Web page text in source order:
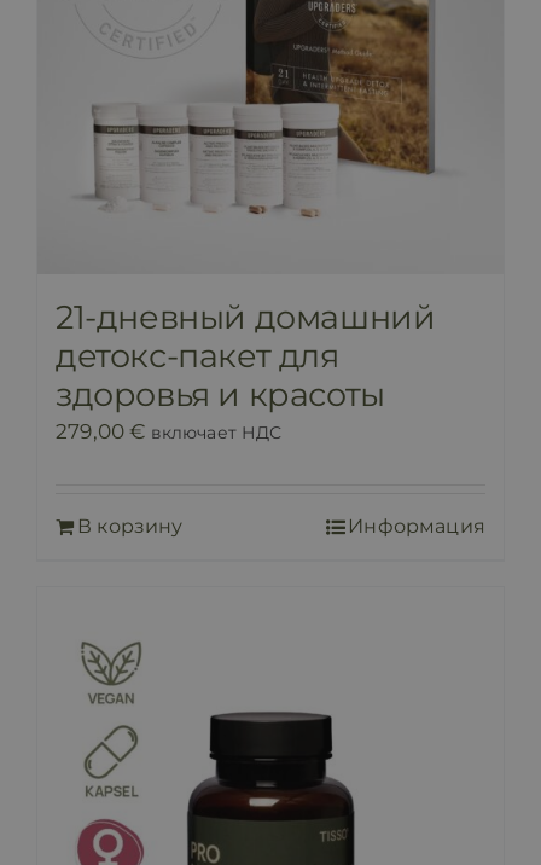
21-дневный домашний
детокс-пакет для
здоровья и красоты
279,00€ включает НДС
В корзину Информация